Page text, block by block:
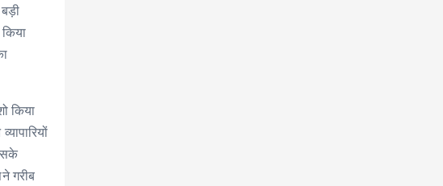
किया
गरीब